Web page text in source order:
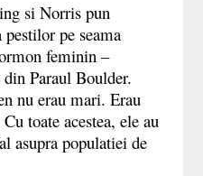
si Norris pun
pe seama
feminin –
Paraul Boulder.
nu erau mari. Erau
toate acestea, ele au
asupra populatiei de